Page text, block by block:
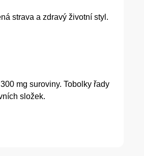
strava a zdravý životní styl.
mg suroviny. Tobolky řady
složek.